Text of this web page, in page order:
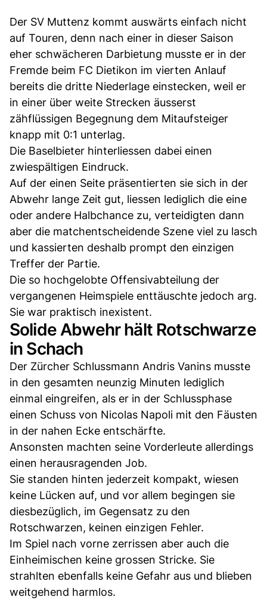
Der SV Muttenz kommt auswärts einfach nicht
auf Touren, denn nach einer in dieser Saison
eher schwächeren Darbietung musste er in der
Fremde beim FC Dietikon im vierten Anlauf
bereits die dritte Niederlage einstecken, weil er
in einer über weite Strecken äusserst
zähflüssigen Begegnung dem Mitaufsteiger
knapp mit 0:1 unterlag.
Die Baselbieter hinterliessen dabei einen
zwiespältigen Eindruck.
Auf der einen Seite präsentierten sie sich in der
Abwehr lange Zeit gut, liessen lediglich die eine
oder andere Halbchance zu, verteidigten dann
aber die matchentscheidende Szene viel zu lasch
und kassierten deshalb prompt den einzigen
Treffer der Partie.
Die so hochgelobte Offensivabteilung der
vergangenen Heimspiele enttäuschte jedoch arg.
Sie war praktisch inexistent.
Solide Abwehr hält Rotschwarze
in Schach
Der Zürcher Schlussmann Andris Vanins musste
in den gesamten neunzig Minuten lediglich
einmal eingreifen, als er in der Schlussphase
einen Schuss von Nicolas Napoli mit den Fäusten
in der nahen Ecke entschärfte.
Ansonsten machten seine Vorderleute allerdings
einen herausragenden Job.
Sie standen hinten jederzeit kompakt, wiesen
keine Lücken auf, und vor allem begingen sie
diesbezüglich, im Gegensatz zu den
Rotschwarzen, keinen einzigen Fehler.
Im Spiel nach vorne zerrissen aber auch die
Einheimischen keine grossen Stricke. Sie
strahlten ebenfalls keine Gefahr aus und blieben
weitgehend harmlos.